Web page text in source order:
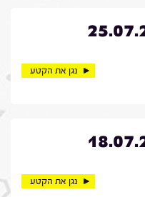
נגן את הקטע
נגן את הקטע